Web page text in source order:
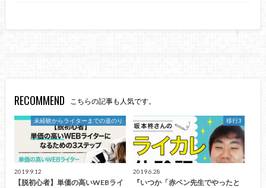
RECOMMEND こちらの記事も人気です。
未経験からライターまでの道のり
2019.9.12
【脱初心者】単価の高いWEBライ
移行3
2019.6.28
『いつか「赤ペン先生でやったと